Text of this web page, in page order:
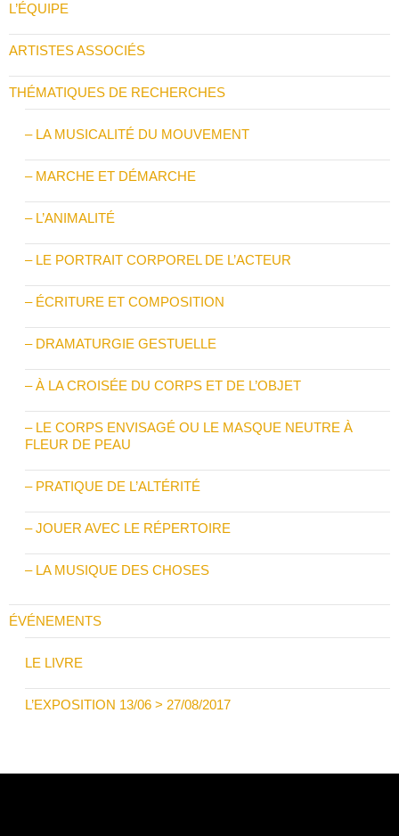
L’ÉQUIPE
ARTISTES ASSOCIÉS
THÉMATIQUES DE RECHERCHES
– LA MUSICALITÉ DU MOUVEMENT
– MARCHE ET DÉMARCHE
– L’ANIMALITÉ
– LE PORTRAIT CORPOREL DE L’ACTEUR
– ÉCRITURE ET COMPOSITION
– DRAMATURGIE GESTUELLE
– À LA CROISÉE DU CORPS ET DE L’OBJET
– LE CORPS ENVISAGÉ OU LE MASQUE NEUTRE À
FLEUR DE PEAU
– PRATIQUE DE L’ALTÉRITÉ
– JOUER AVEC LE RÉPERTOIRE
– LA MUSIQUE DES CHOSES
ÉVÉNEMENTS
LE LIVRE
L’EXPOSITION 13/06 > 27/08/2017